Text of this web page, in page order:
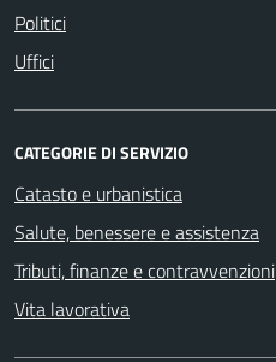
Politici
Uffici
CATEGORIE DI SERVIZIO
Catasto e urbanistica
Salute, benessere e assistenza
Tributi, finanze e contravvenzioni
Vita lavorativa